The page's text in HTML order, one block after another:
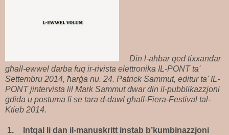
Din l-aħbar qed tixxandar
għall-ewwel darba fuq ir-rivista elettronika IL-PONT ta'
Settembru 2014, ħarġa nu. 24. Patrick Sammut, editur ta' IL-
PONT jintervista lil Mark Sammut dwar din il-pubblikazzjoni
ġdida u postuma li se tara d-dawl għall-Fiera-Festival tal-
Ktieb 2014.
1.
Intqal li dan il-manuskritt instab b’kumbinazzjoni